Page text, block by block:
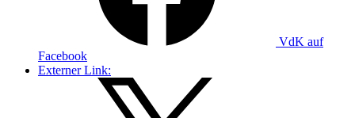
VdK auf
Facebook
Externer Link: